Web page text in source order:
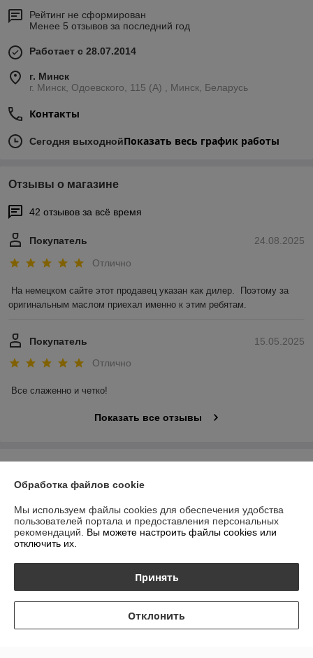
Рейтинг не сформирован
Менее 5 отзывов за последний год
Работает с 28.07.2014
г. Минск
г. Минск, Одоевского, 115 (А) , Минск, Беларусь
Контакты
Сегодня выходнойПоказать весь график работы
Отзывы о магазине
42 отзывов за всё время
24.08.2025
Покупатель
Отлично
На немецком сайте этот продавец указан как дилер.  Поэтому за
оригинальным маслом приехал именно к этим ребятам.
15.05.2025
Покупатель
Отлично
Все слаженно и четко!
Показать все отзывы
О нас
Доставка и оплата
График работы
Политика обработки cookies
Обработка файлов cookie
Мы используем файлы cookies для обеспечения удобства
пользователей портала и предоставления персональных
рекомендаций. Вы можете настроить файлы cookies или
отключить их.
Принять
Отклонить